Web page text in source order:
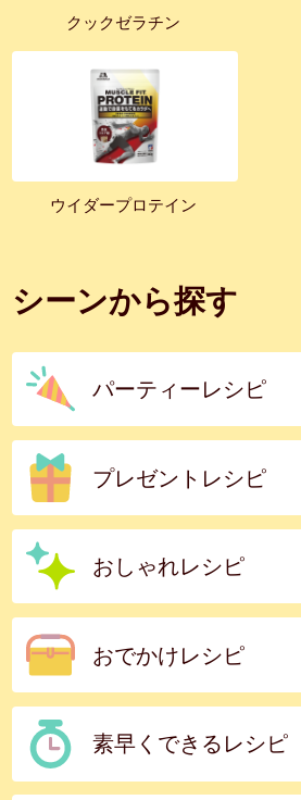
クックゼラチン
ウイダープロテイン
シーンから探す
パーティーレシピ
プレゼントレシピ
おしゃれレシピ
おでかけレシピ
素早くできるレシピ